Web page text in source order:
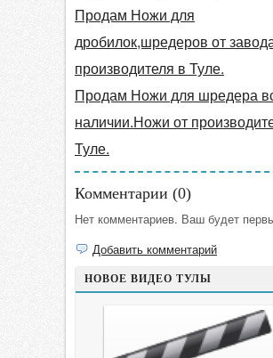
Продам Ножи для
дробилок,шредеров от
производителя в Туле.
Продам Ножи для шредера
наличии.Ножи от
Туле.
Комментарии (0)
Нет комментариев. Ваш будет
Добавить комментарий
НОВОЕ ВИДЕО ТУЛЫ